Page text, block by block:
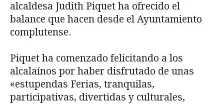
alcaldesa Judith Piquet ha ofrecido el
balance que hacen desde el Ayuntamiento
complutense.
Piquet ha comenzado felicitando a los
alcalaínos por haber disfrutado de unas
«estupendas Ferias, tranquilas,
participativas, divertidas y culturales,